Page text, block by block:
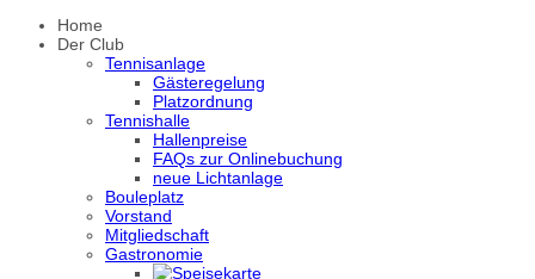
Home
Der Club
Tennisanlage
Gästeregelung
Platzordnung
Tennishalle
Hallenpreise
FAQs zur Onlinebuchung
neue Lichtanlage
Bouleplatz
Vorstand
Mitgliedschaft
Gastronomie